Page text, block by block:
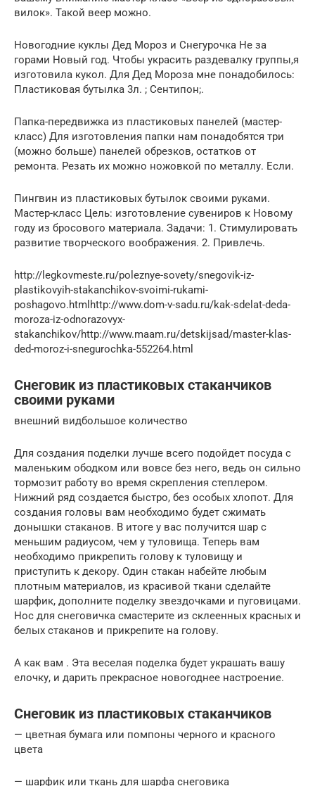
вилок». Такой веер можно.
Новогодние куклы Дед Мороз и Снегурочка Не за
горами Новый год. Чтобы украсить раздевалку группы,я
изготовила кукол. Для Дед Мороза мне понадобилось:
Пластиковая бутылка 3л. ; Сентипон;.
Папка-передвижка из пластиковых панелей (мастер-
класс) Для изготовления папки нам понадобятся три
(можно больше) панелей обрезков, остатков от
ремонта. Резать их можно ножовкой по металлу. Если.
Пингвин из пластиковых бутылок своими руками.
Мастер-класс Цель: изготовление сувениров к Новому
году из бросового материала. Задачи: 1. Стимулировать
развитие творческого воображения. 2. Привлечь.
http://legkovmeste.ru/poleznye-sovety/snegovik-iz-
plastikovyih-stakanchikov-svoimi-rukami-
poshagovo.htmlhttp://www.dom-v-sadu.ru/kak-sdelat-deda-
moroza-iz-odnorazovyx-
stakanchikov/http://www.maam.ru/detskijsad/master-klas-
ded-moroz-i-snegurochka-552264.html
Снеговик из пластиковых стаканчиков
своими руками
внешний видбольшое количество
Для создания поделки лучше всего подойдет посуда с
маленьким ободком или вовсе без него, ведь он сильно
тормозит работу во время скрепления степлером.
Нижний ряд создается быстро, без особых хлопот. Для
создания головы вам необходимо будет сжимать
донышки стаканов. В итоге у вас получится шар с
меньшим радиусом, чем у туловища. Теперь вам
необходимо прикрепить голову к туловищу и
приступить к декору. Один стакан набейте любым
плотным материалов, из красивой ткани сделайте
шарфик, дополните поделку звездочками и пуговицами.
Нос для снеговичка смастерите из склеенных красных и
белых стаканов и прикрепите на голову.
А как вам . Эта веселая поделка будет украшать вашу
елочку, и дарить прекрасное новогоднее настроение.
Снеговик из пластиковых стаканчиков
— цветная бумага или помпоны черного и красного
цвета
— шарфик или ткань для шарфа снеговика